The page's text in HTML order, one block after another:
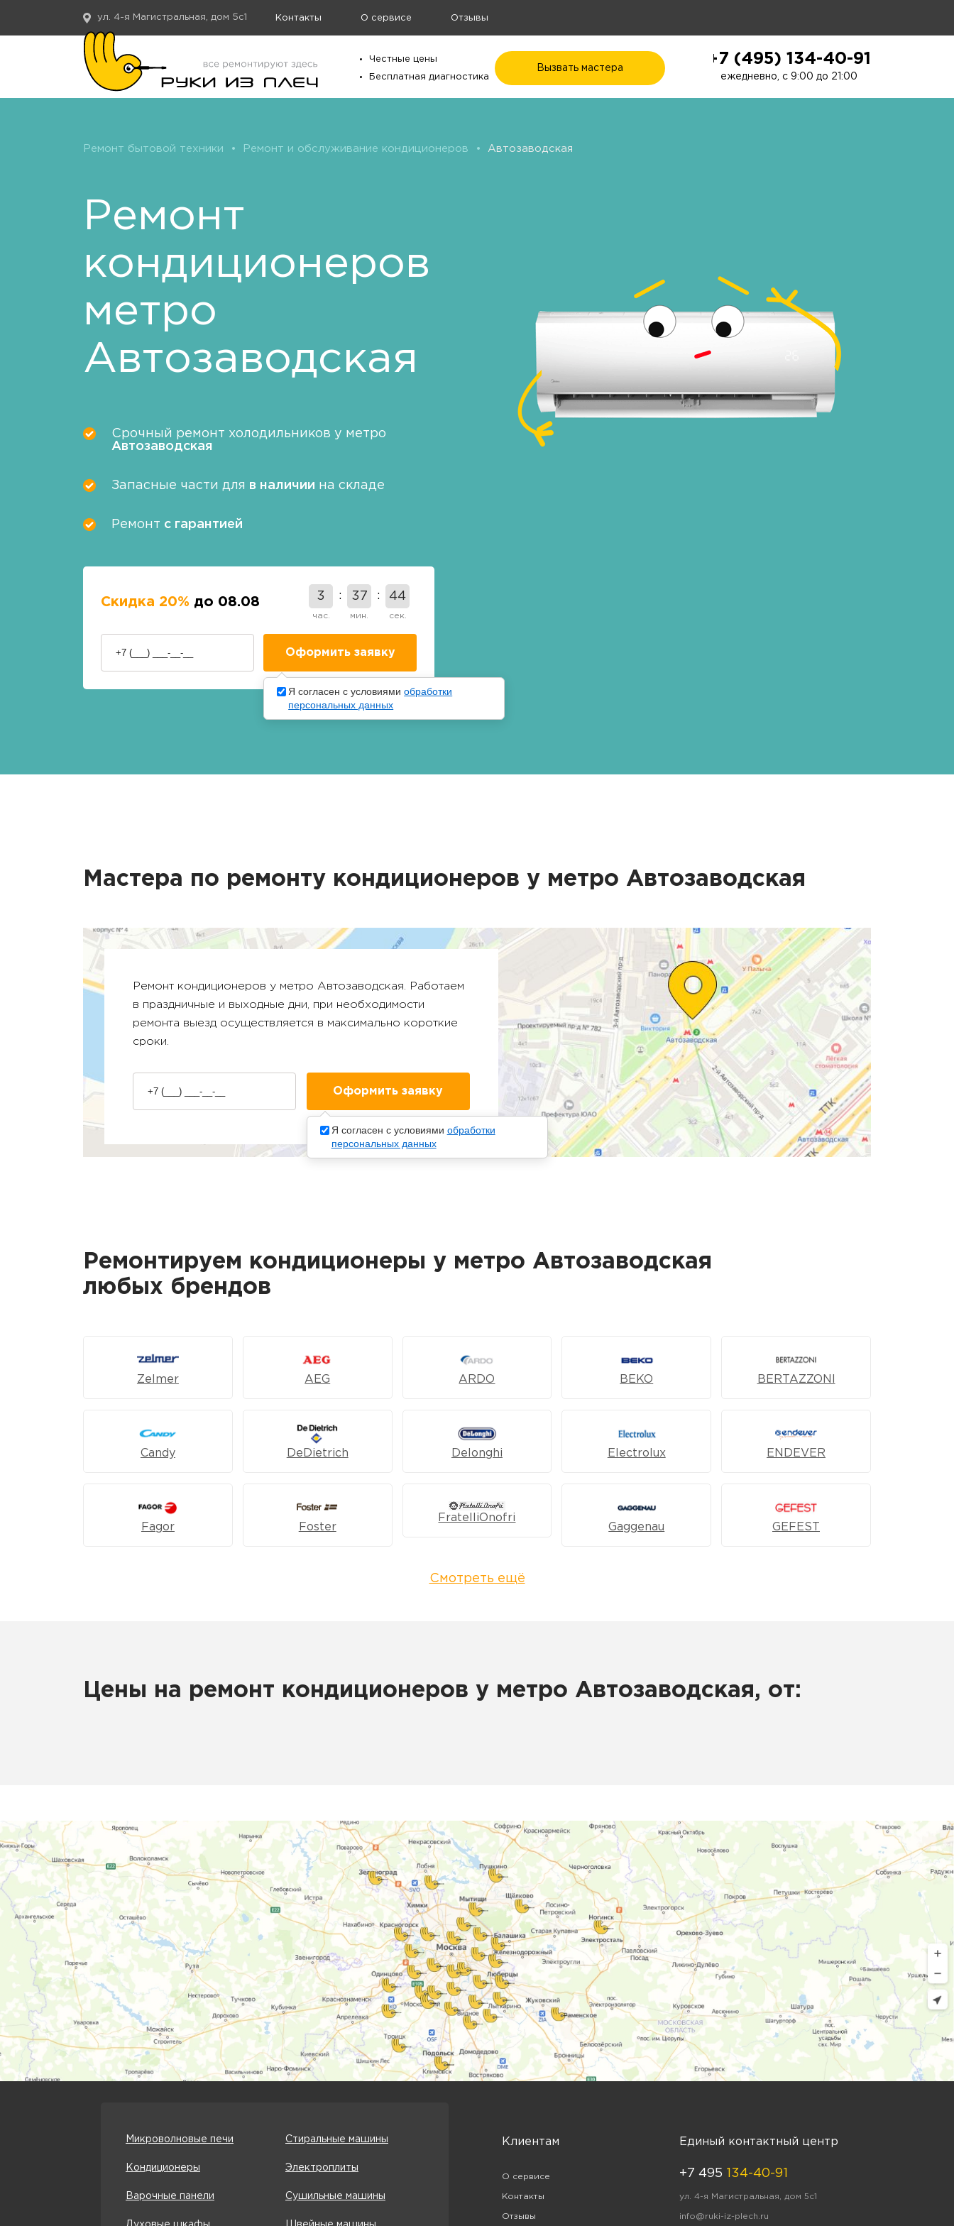
ул. 4-я Магистральная, дом 5с1 Контакты О сервисе Отзывы
Честные цены
Бесплатная диагностика
Вызвать мастера
+7 (495) 134-40-91
ежедневно, с 9:00 до 21:00
Ремонт бытовой техники • Ремонт и обслуживание кондиционеров • Автозаводская
Ремонт
кондиционеров
метро
Автозаводская
Срочный ремонт холодильников у метро
Автозаводская
Запасные части для в наличии на складе
Ремонт с гарантией
Скидка 20% до 08.08 3
час.
37
мин.
44
сек.
Мастера по ремонту кондиционеров у метро Автозаводская
Ремонт кондиционеров у метро Автозаводская. Работаем
в праздничные и выходные дни, при необходимости
ремонта выезд осуществляется в максимально короткие
сроки.
Ремонтируем кондиционеры у метро Автозаводская
любых брендов
Zelmer AEG ARDO BEKO BERTAZZONI
Candy DeDietrich Delonghi Electrolux ENDEVER
Fagor Foster
FratelliOnofri
Gaggenau
GEFEST
Смотреть ещё
Цены на ремонт кондиционеров у метро Автозаводская, от:
Микроволновые печи Стиральные машины
Кондиционеры Электроплиты
Варочные панели Сушильные машины
Клиентам
О сервисе
Контакты
Отзывы
Единый контактный центр
+7 495 134-40-91
ул. 4-я Магистральная, дом 5с1
info@ruki-iz-plech.ru
Я согласен с условиямиобработки
персональных данных
Я согласен с условиями обработки
персональных данных